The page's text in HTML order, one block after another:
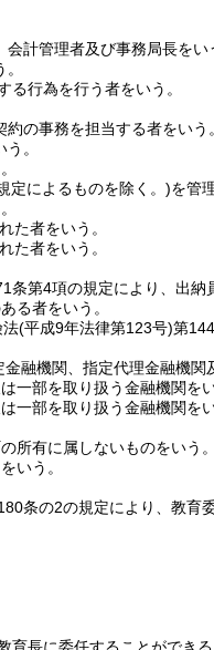
計管理者及び事務局長をい
行為を行う者をいう。
の事務を担当する者をいう。
。
定によるものを除く。)を管
た者をいう。
た者をいう。
第4項の規定により、出納
る者をいう。
法(平成9年法律第123号)第
機関、指定代理金融機関
部を取り扱う金融機関をい
部を取り扱う金融機関をい
有に属しないものをいう。
いう。
条の2の規定により、教育